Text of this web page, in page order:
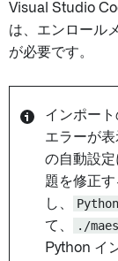
Visual Studio
は、エンロール
が必要です。
インポー
エラーが
の自動設
題を修正す
し、
て、
./
Python イ